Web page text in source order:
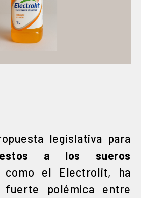
legislativa para
a los sueros
como el Electrolit, ha
fuerte polémica entre